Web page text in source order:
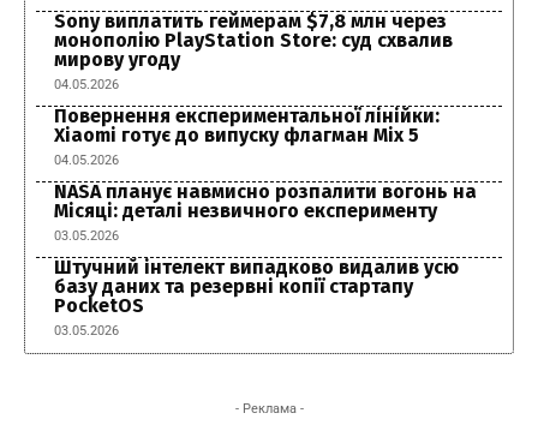
Sony виплатить геймерам $7,8 млн через
монополію PlayStation Store: суд схвалив
мирову угоду
04.05.2026
Повернення експериментальної лінійки:
Xiaomi готує до випуску флагман Mix 5
04.05.2026
NASA планує навмисно розпалити вогонь на
Місяці: деталі незвичного експерименту
03.05.2026
Штучний інтелект випадково видалив усю
базу даних та резервні копії стартапу
PocketOS
03.05.2026
- Реклама -